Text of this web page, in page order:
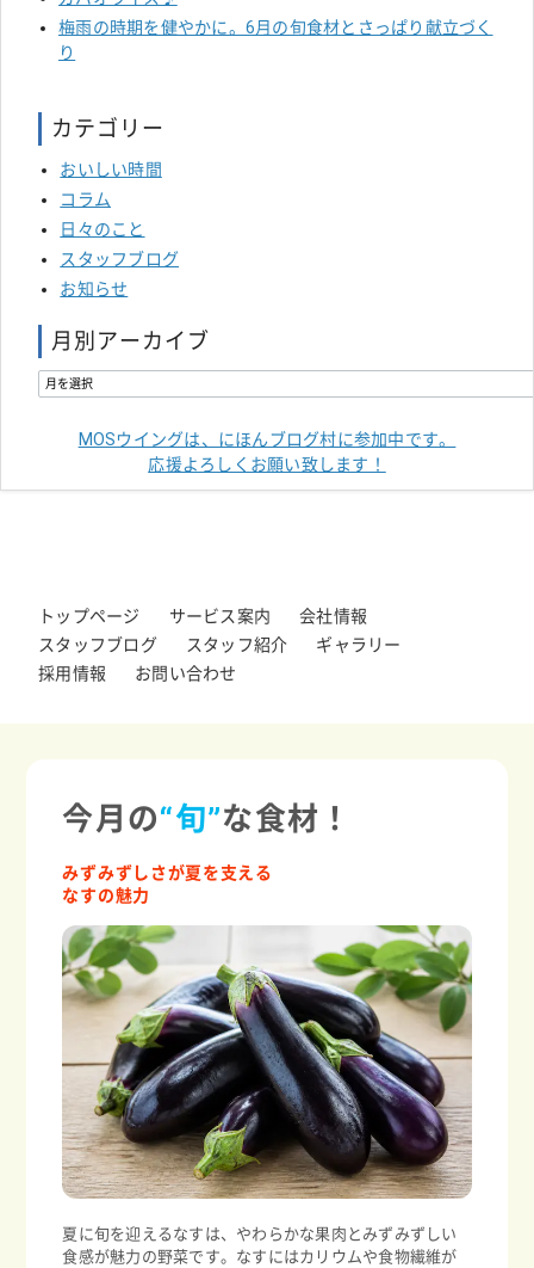
梅雨の時期を健やかに。6月の旬食材とさっぱり献立づく
り
カテゴリー
おいしい時間
コラム
日々のこと
スタッフブログ
お知らせ
月別アーカイブ
MOSウイングは、にほんブログ村に参加中です。
応援よろしくお願い致します！
トップページ サービス案内
会社情報
スタッフブログ
スタッフ紹介
ギャラリー
採用情報
お問い合わせ
今月の“旬”な食材！
みずみずしさが夏を支える
なすの魅力
夏に旬を迎えるなすは、やわらかな果肉とみずみずしい
食感が魅力の野菜です。なすにはカリウムや食物繊維が